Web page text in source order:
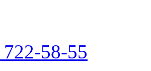
58-55